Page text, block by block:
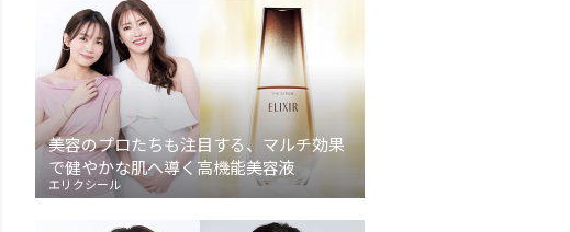
美容のプロたちも注目する、マルチ効果
で健やかな肌へ導く高機能美容液
エリクシール